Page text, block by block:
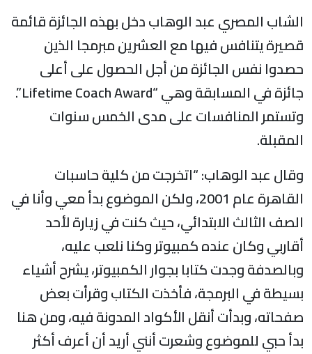
الشاب المصري عبد الوهاب دخل بهذه الجائزة قائمة
قصيرة يتنافس فيها مع العشرين مبرمجا الذين
حصدوا نفس الجائزة من أجل الحصول على أعلى
جائزة في المسابقة وهي “Lifetime Coach Award”.
وتستمر المنافسات على مدى الخمس سنوات
المقبلة.
وقال عبد الوهاب: “اتخرجت من كلية حاسبات
القاهرة عام 2001، ولكن الموضوع بدأ معي وأنا في
الصف الثالث الابتدائي، حيث كنت في زيارة لأحد
أقاربي وكان عنده كمبيوتر وكنا نلعب عليه،
وبالصدفة وجدت كتابا بجوار الكمبيوتر، يشرح أشياء
بسيطة في البرمجة، فأخذت الكتاب وقرأت بعض
صفحاته، وبدأت أنقل الأكواد المدونة فيه، ومن هنا
بدأ حبي للموضوع وشعرت أنني أريد أن أعرف أكثر